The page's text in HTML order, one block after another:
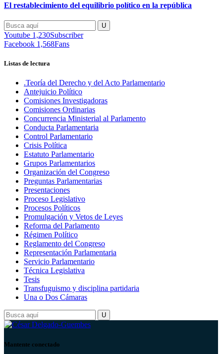
El restablecimiento del equilibrio político en la república
Youtube 1,230Subscriber
Facebook 1,568Fans
Listas de lectura
.Teoría del Derecho y del Acto Parlamentario
Antejuicio Político
Comisiones Investigadoras
Comisiones Ordinarias
Concurrencia Ministerial al Parlamento
Conducta Parlamentaria
Control Parlamentario
Crisis Política
Estatuto Parlamentario
Grupos Parlamentarios
Organización del Congreso
Preguntas Parlamentarias
Presentaciones
Proceso Legislativo
Procesos Políticos
Promulgación y Vetos de Leyes
Reforma del Parlamento
Régimen Político
Reglamento del Congreso
Representación Parlamentaria
Servicio Parlamentario
Técnica Legislativa
Tesis
Transfuguismo y disciplina partidaria
Una o Dos Cámaras
Mantente conectado